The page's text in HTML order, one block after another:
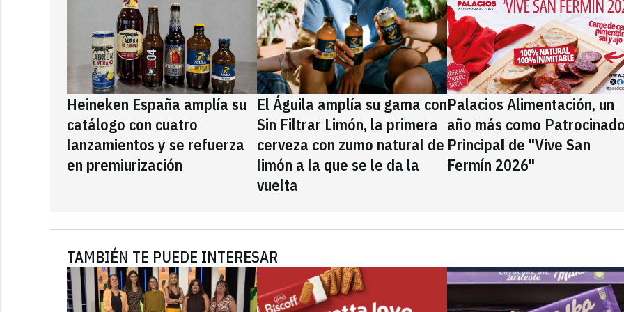
Heineken España amplía su
catálogo con cuatro
lanzamientos y se refuerza
en premiurización
El Águila amplía su gama con
Sin Filtrar Limón, la primera
cerveza con zumo natural de
limón a la que se le da la
vuelta
Palacios Alimentación, un
año más como
Principal de "Vive San
Fermín 2026"
TAMBIÉN TE PUEDE INTERESAR